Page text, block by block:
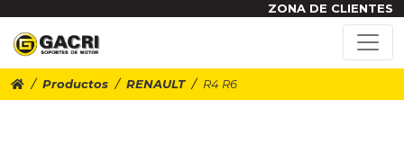
ZONA DE CLIENTES
Productos RENAULT R4 R6